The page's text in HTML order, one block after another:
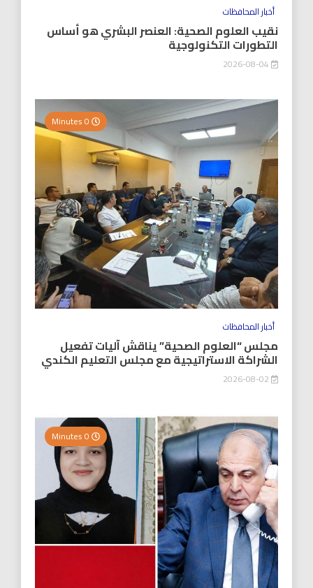
أخبار المحافظات
نقيب العلوم الصحية: العنصر البشري هو أساس
التطورات التكنولوجية
أخبار المحافظات
مجلس “العلوم الصحية” يناقش آليات تفعيل
الشراكة الاستراتيجية مع مجلس التعليم الكندي